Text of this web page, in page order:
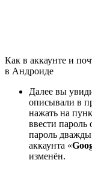
Как в аккаунте и
в Андроиде
Далее вы
описывали в
нажать на
ввести пароль
пароль
аккаунта «
изменён.